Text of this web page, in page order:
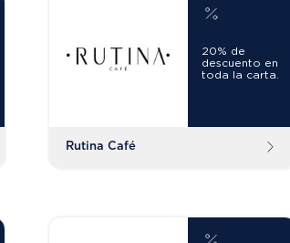
20% de
descuento en
toda la carta.
Rutina Café